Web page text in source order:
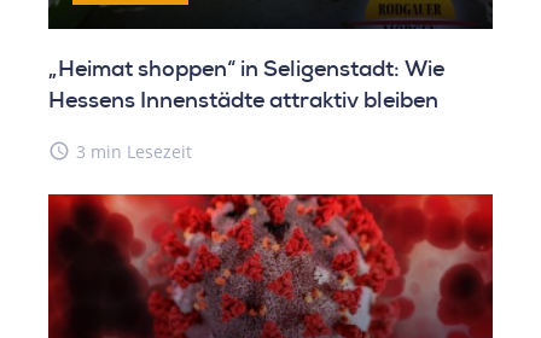
„Heimat shoppen“ in Seligenstadt: Wie
Hessens Innenstädte attraktiv bleiben
access_time 3 min Lesezeit